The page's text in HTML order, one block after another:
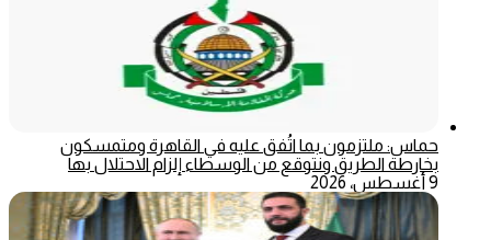
حماس: ملتزمون بما اتُفق عليه في القاهرة ومتمسكون
بخارطة الطريق ونتوقع من الوسطاء إلزام الاحتلال بها
9 أغسطس، 2026